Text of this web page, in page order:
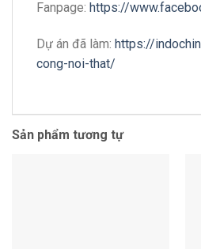
Fanpage: https://
Dự án đã làm: https://
cong-noi-that/
Sản phẩm tương tự